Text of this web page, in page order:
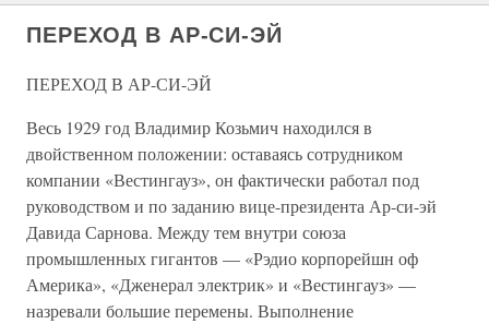
ПЕРЕХОД В АР-СИ-ЭЙ
ПЕРЕХОД В АР-СИ-ЭЙ
Весь 1929 год Владимир Козьмич находился в
двойственном положении: оставаясь сотрудником
компании «Вестингауз», он фактически работал под
руководством и по заданию вице-президента Ар-си-эй
Давида Сарнова. Между тем внутри союза
промышленных гигантов — «Рэдио корпорейшн оф
Америка», «Дженерал электрик» и «Вестингауз» —
назревали большие перемены. Выполнение